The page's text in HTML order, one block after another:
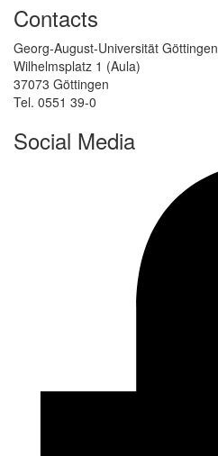
Contacts
Georg-August-Universität Göttingen
Wilhelmsplatz 1 (Aula)
37073 Göttingen
Tel. 0551 39-0
Social Media